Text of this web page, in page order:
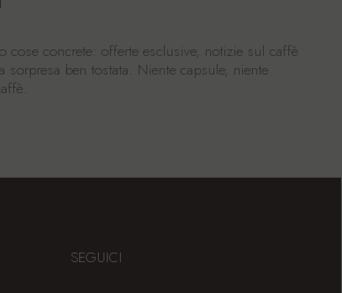
cose concrete: offerte esclusive, notizie sul caffè
sorpresa ben tostata. Niente capsule, niente
SEGUICI